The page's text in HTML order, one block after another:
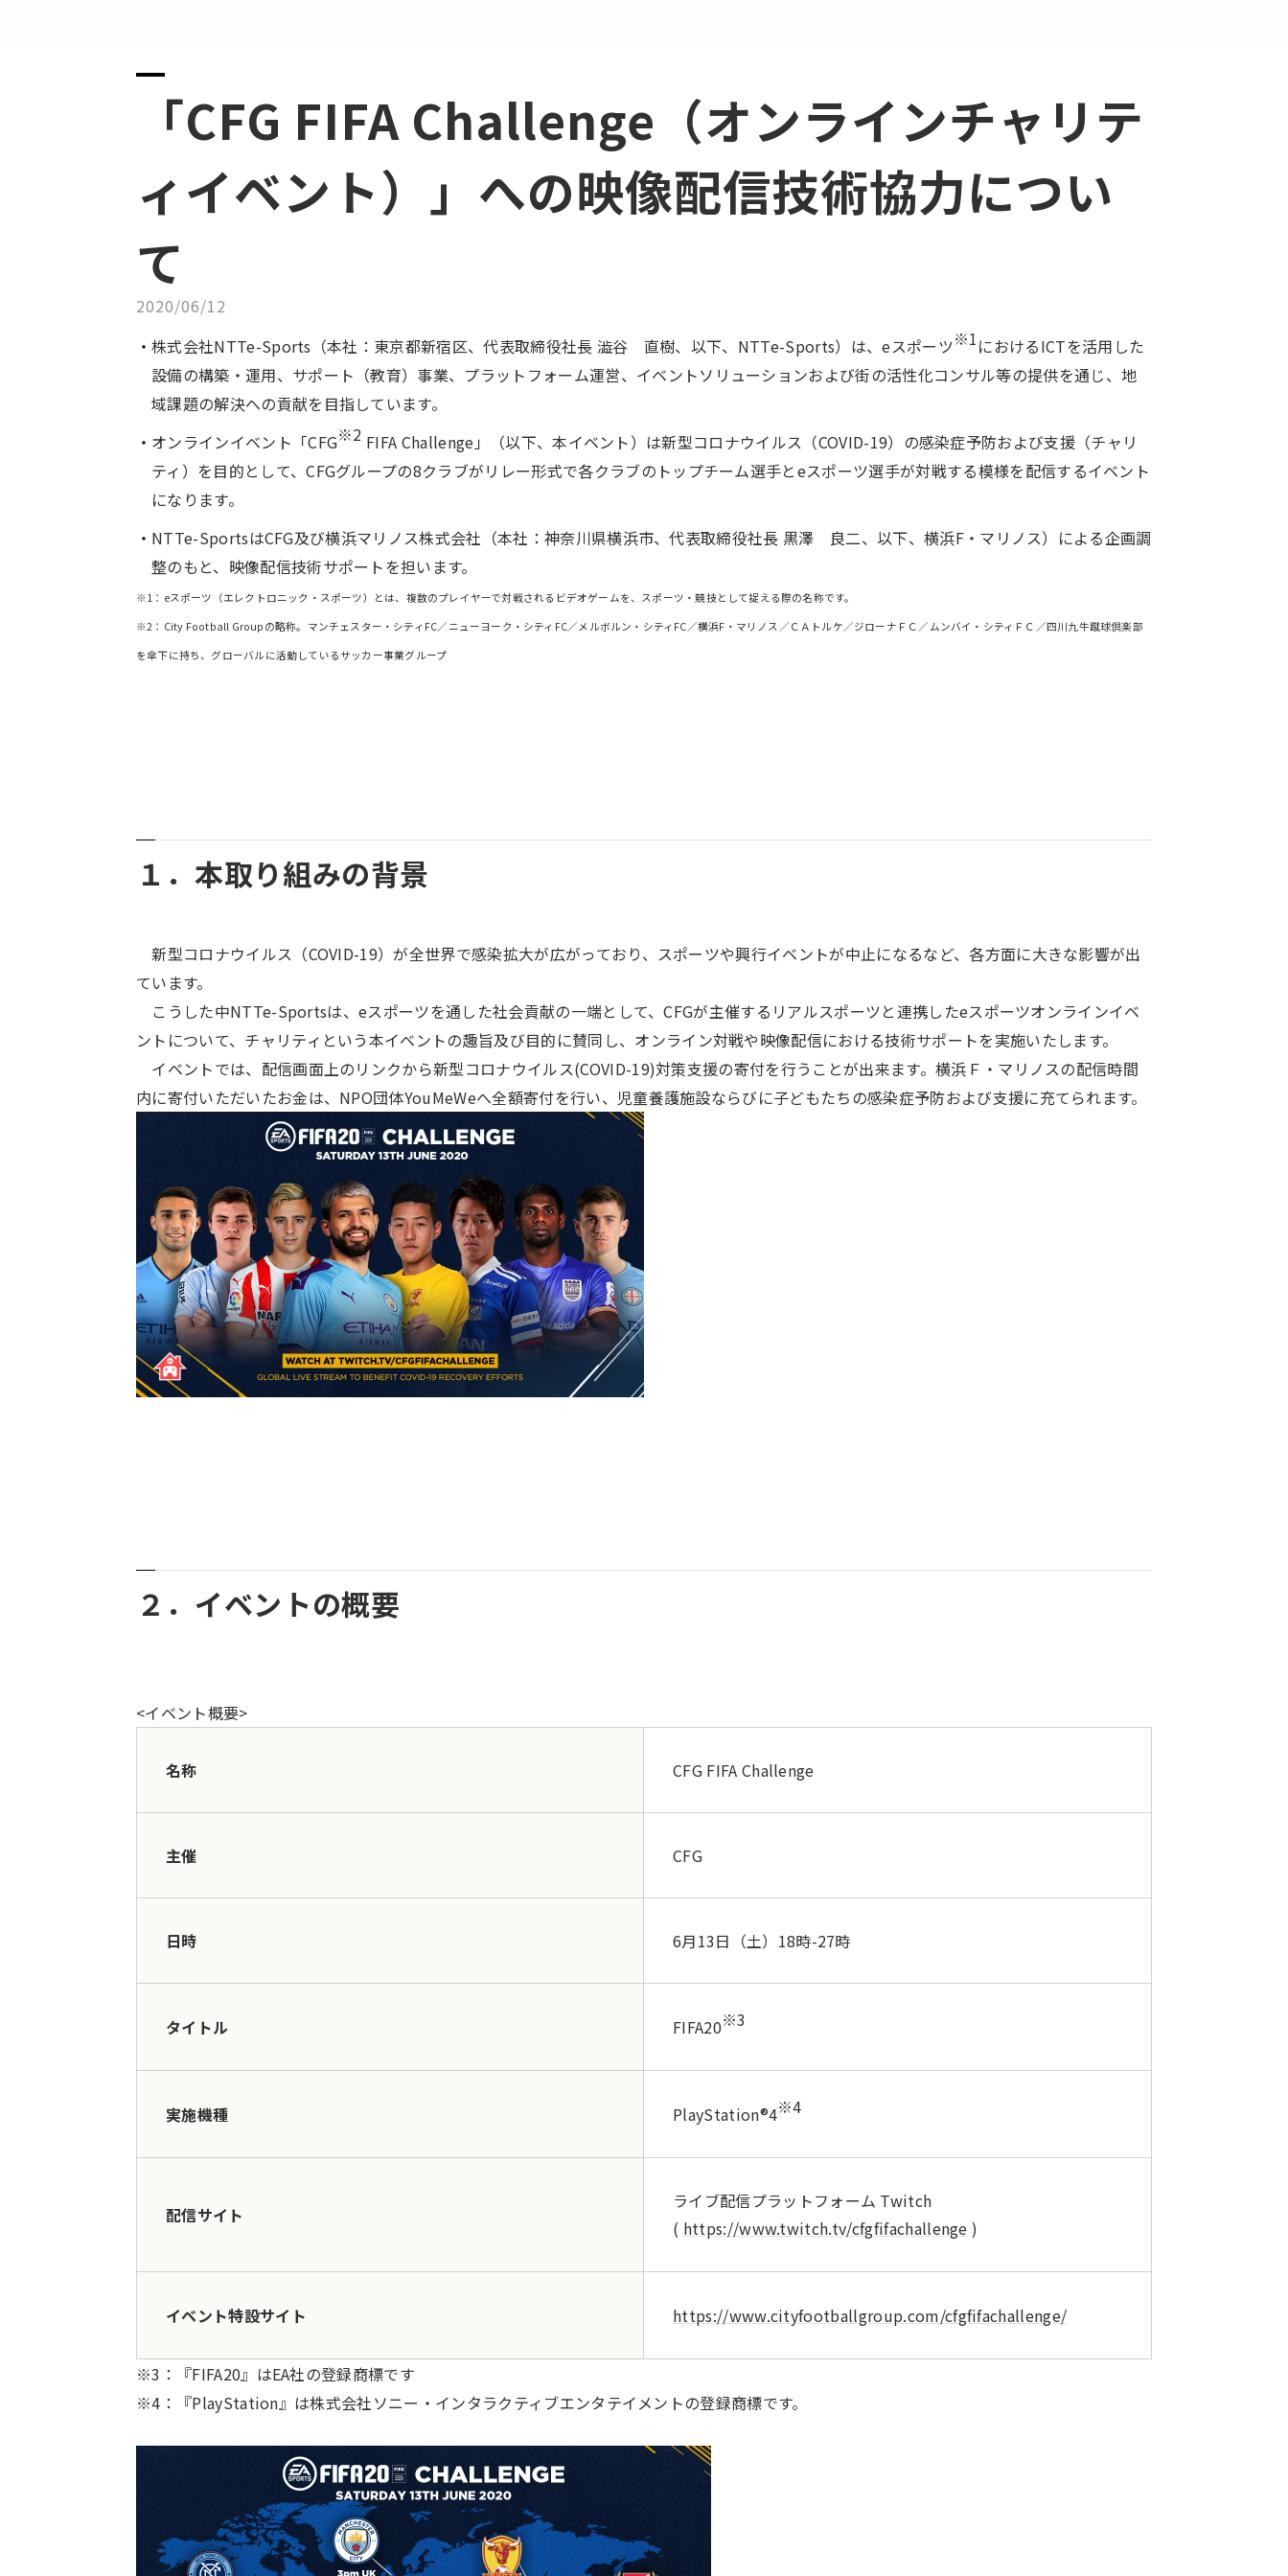
「CFG FIFA Challenge（オンラインチャリテ
ィイベント）」への映像配信技術協力につい
て
2020/06/12
株式会社NTTe-Sports（本社：東京都新宿区、代表取締役社長 澁谷 直樹、以下、NTTe-Sports）は、eスポーツ※1におけるICTを活用した
設備の構築・運用、サポート（教育）事業、プラットフォーム運営、イベントソリューションおよび街の活性化コンサル等の提供を通じ、地
域課題の解決への貢献を目指しています。
オンラインイベント「CFG※2 FIFA Challenge」（以下、本イベント）は新型コロナウイルス（COVID-19）の感染症予防および支援（チャリ
ティ）を目的として、CFGグループの8クラブがリレー形式で各クラブのトップチーム選手とeスポーツ選手が対戦する模様を配信するイベント
になります。
NTTe-SportsはCFG及び横浜マリノス株式会社（本社：神奈川県横浜市、代表取締役社長 黒澤 良二、以下、横浜F・マリノス）による企画調
整のもと、映像配信技術サポートを担います。
※1：eスポーツ（エレクトロニック・スポーツ）とは、複数のプレイヤーで対戦されるビデオゲームを、スポーツ・競技として捉える際の名称です。
※2：City Football Groupの略称。マンチェスター・シティFC／ニューヨーク・シティFC／メルボルン・シティFC／横浜F・マリノス／ＣＡトルケ／ジローナＦＣ／ムンバイ・シティＦＣ／四川九牛蹴球倶楽部
を傘下に持ち、グローバルに活動しているサッカー事業グループ
１．本取り組みの背景
新型コロナウイルス（COVID-19）が全世界で感染拡大が広がっており、スポーツや興行イベントが中止になるなど、各方面に大きな影響が出
ています。
こうした中NTTe-Sportsは、eスポーツを通した社会貢献の一端として、CFGが主催するリアルスポーツと連携したeスポーツオンラインイベ
ントについて、チャリティという本イベントの趣旨及び目的に賛同し、オンライン対戦や映像配信における技術サポートを実施いたします。
イベントでは、配信画面上のリンクから新型コロナウイルス(COVID-19)対策支援の寄付を行うことが出来ます。横浜Ｆ・マリノスの配信時間
内に寄付いただいたお金は、NPO団体YouMeWeへ全額寄付を行い、児童養護施設ならびに子どもたちの感染症予防および支援に充てられます。
２．イベントの概要
<イベント概要>
名称 CFG FIFA Challenge
主催 CFG
日時 6月13日（土）18時-27時
タイトル FIFA20※3
実施機種 PlayStation®4※4
配信サイト
ライブ配信プラットフォーム Twitch
( https://www.twitch.tv/cfgfifachallenge )
イベント特設サイト https://www.cityfootballgroup.com/cfgfifachallenge/
※3：『FIFA20』はEA社の登録商標です
※4：『PlayStation』は株式会社ソニー・インタラクティブエンタテイメントの登録商標です。